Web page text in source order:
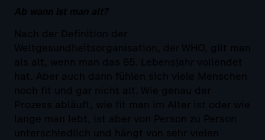
Ab wann ist man alt?
Nach der Definition der
Weltgesundheitsorganisation, der WHO, gilt man
als alt, wenn man das 65. Lebensjahr vollendet
hat. Aber auch dann fühlen sich viele Menschen
noch fit und gar nicht alt. Wie genau der
Prozess abläuft, wie fit man im Alter ist oder wie
lange man lebt, ist aber von Person zu Person
unterschiedlich und hängt von sehr vielen